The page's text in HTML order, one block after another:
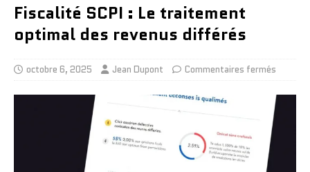
Fiscalité SCPI : Le traitement
optimal des revenus différés
octobre 6, 2025 Jean Dupont Commentaires fermés